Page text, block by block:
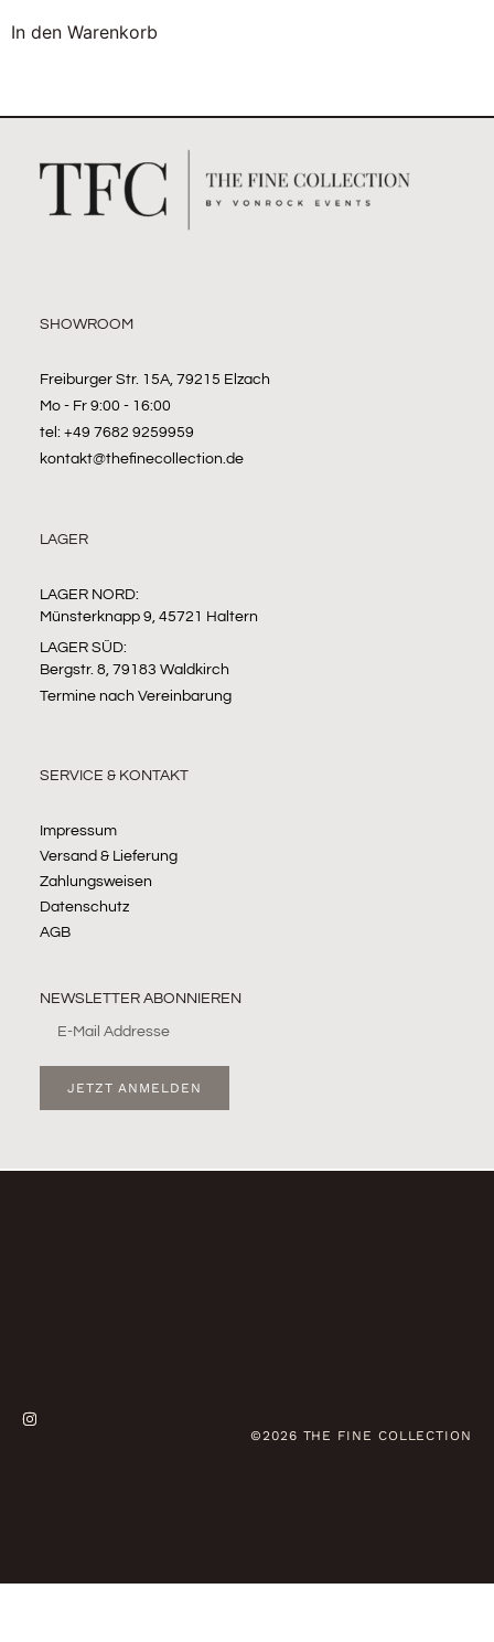
In den Warenkorb
SHOWROOM
Freiburger Str. 15A, 79215 Elzach
Mo - Fr 9:00 - 16:00
tel: +49 7682 9259959
kontakt@thefinecollection.de
LAGER
LAGER NORD:
Münsterknapp 9, 45721 Haltern
LAGER SÜD:
Bergstr. 8, 79183 Waldkirch
Termine nach Vereinbarung
SERVICE & KONTAKT
Impressum
Versand & Lieferung
Zahlungsweisen
Datenschutz
AGB
NEWSLETTER ABONNIEREN
JETZT ANMELDEN
©2026 THE FINE COLLECTION